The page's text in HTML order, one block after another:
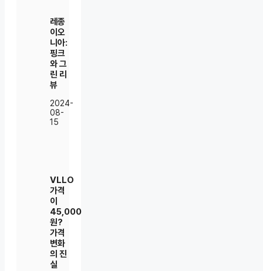
레종
이오
니아:
핑크
와 그
린 리
뷰
2024-
08-
15
VLLO
가격
이
45,000
원?
가격
변화
의 진
실